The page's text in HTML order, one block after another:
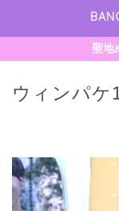
聖地
ウィンパケ